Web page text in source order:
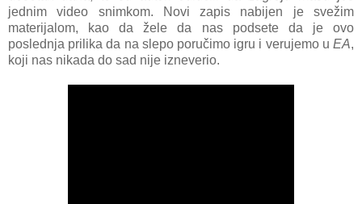
jednim video snimkom. Novi zapis nabijen je svežim
materijalom, kao da žele da nas podsete da je ovo
poslednja prilika da na slepo poručimo igru i verujemo u EA,
koji nas nikada do sad nije izneverio.